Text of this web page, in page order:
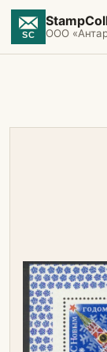
ООО